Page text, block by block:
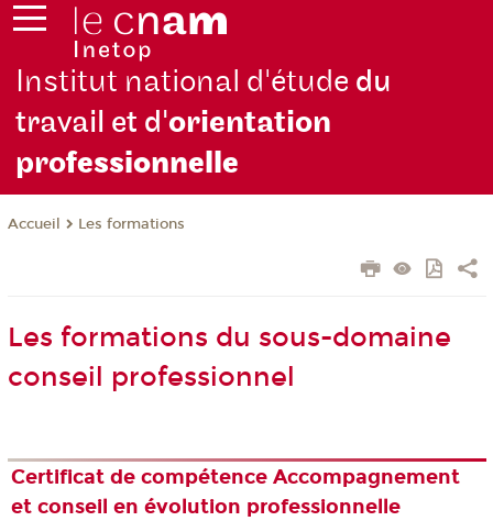
Institut national d'étude du
travail et d'orientation
professionnelle
Accueil Les formations
Les formations du sous-domaine
conseil professionnel
Certificat de compétence Accompagnement
et conseil en évolution professionnelle